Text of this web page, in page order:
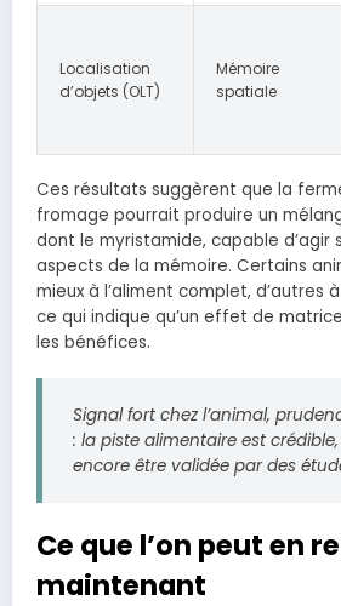
Localisation
d’objets (OLT)
Mémoire
spatiale
Ces résultats suggèrent que la
fromage pourrait produire un
dont le myristamide, capable d’agir
aspects de la mémoire. Certains
mieux à l’aliment complet, d’autres
ce qui indique qu’un effet de
les bénéfices.
Signal fort chez l’animal,
: la piste alimentaire est
encore être validée par des
Ce que l’on peut en
maintenant